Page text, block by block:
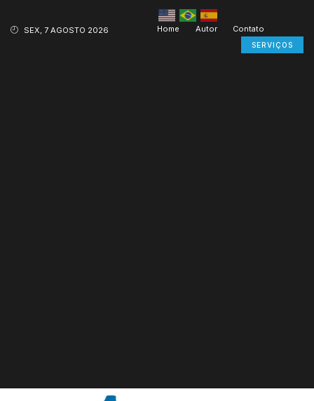
SEX, 7 AGOSTO 2026 Home Autor Contato
SERVIÇOS